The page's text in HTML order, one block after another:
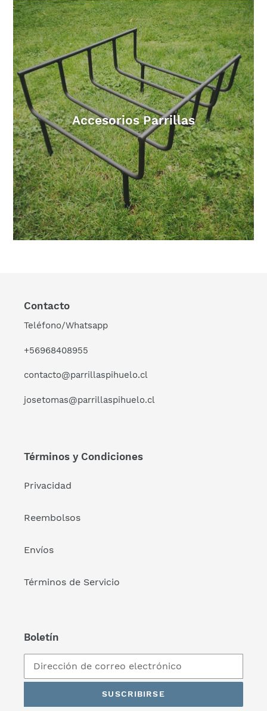
Accesorios Parrillas
Contacto
Teléfono/Whatsapp
+56968408955
contacto@parrillaspihuelo.cl
josetomas@parrillaspihuelo.cl
Términos y Condiciones
Privacidad
Reembolsos
Envíos
Términos de Servicio
Boletín
SUSCRIBIRSE